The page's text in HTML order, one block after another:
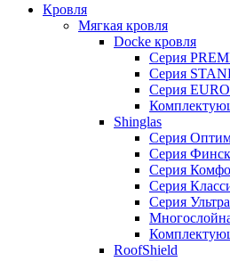
Кровля
Мягкая кровля
Docke кровля
Серия
Серия
Серия
Shinglas
Серия
Серия
Серия
Серия
Серия Ультра
RoofShield